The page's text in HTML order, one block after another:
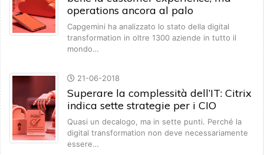
operations ancora al palo
Capgemini ha analizzato lo stato della digital
transformation in oltre 1300 aziende in tutto il
mondo…
21-06-2018
Superare la complessità dell’IT: Citrix
indica sette strategie per i CIO
Quasi un decalogo, ma in sette punti. Perché la
digital transformation non deve necessariamente
essere…